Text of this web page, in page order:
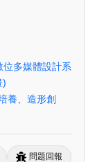
位多媒體設計系
)
養
造形創
問題回報